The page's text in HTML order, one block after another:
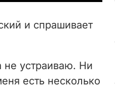
и спрашивает
не устраиваю. Ни
есть несколько